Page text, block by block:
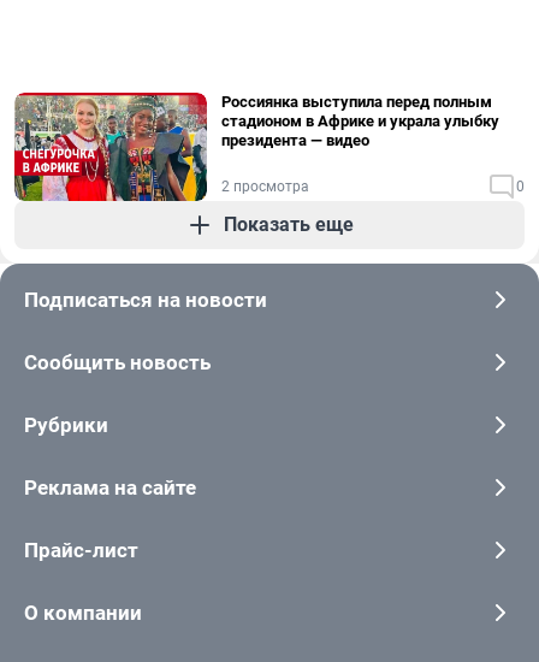
Россиянка выступила перед полным
стадионом в Африке и украла улыбку
президента — видео
2 просмотра 0
Показать еще
Подписаться на новости
Сообщить новость
Рубрики
Реклама на сайте
Прайс-лист
О компании